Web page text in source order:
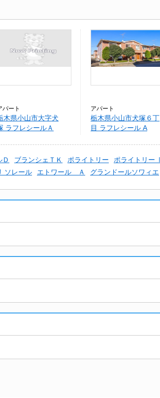
パート
木県小山市大字犬
ラフレシールＡ
アパート
栃木県小山市犬塚６丁
目 ラフレシール A
Ｄ ブランシェＴＫ ポライトリー ポライトリー
ソレール エトワール Ａ グランドールソワィエ